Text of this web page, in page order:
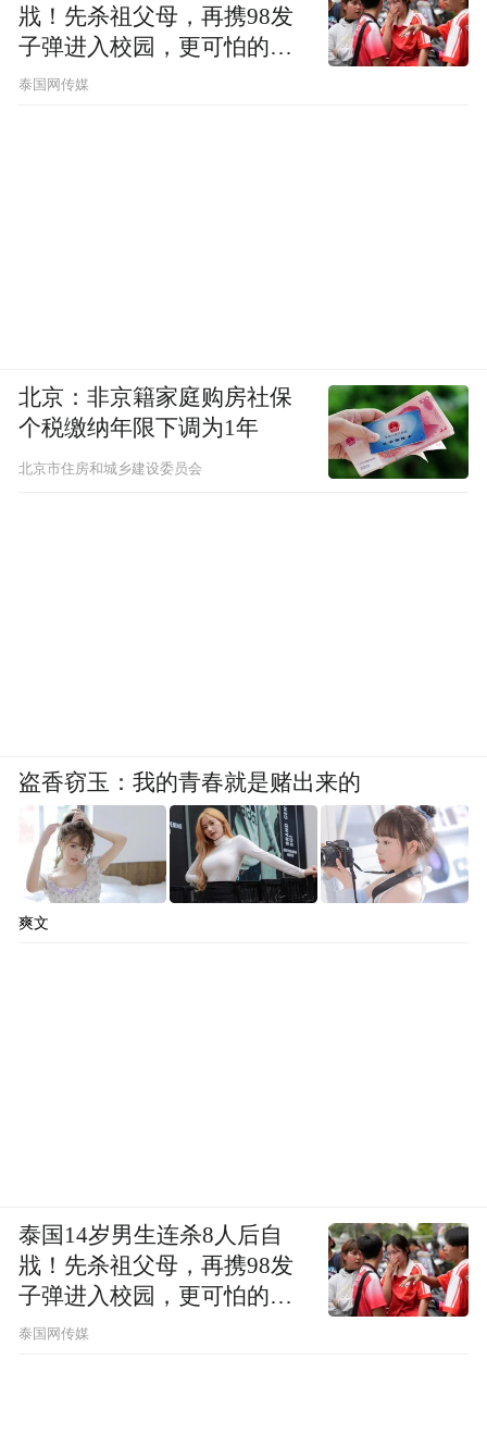
照片很快受到关注，其中在“上海科技馆”公
众号推送后，两个多小时内获得10万+的阅读
“这些都是民生的问题，也是非常重要的防疫
细节，我们要学会就地取材，在物资比较紧
缺的情况下，利用好身边现有的资源来保护
自己和家人。”黄竞荷说，“如果每个家庭、
每个个人都能提高防控意识、注重细节、做
戕！先杀祖父母，再携98发
子弹进入校园，更可怕的细
节公布了
泰国网传媒
北京：非京籍家庭购房社保
个税缴纳年限下调为1年
北京市住房和城乡建设委员会
盗香窃玉：我的青春就是赌出来的
爽文
泰国14岁男生连杀8人后自
戕！先杀祖父母，再携98发
子弹进入校园，更可怕的细
节公布了
泰国网传媒